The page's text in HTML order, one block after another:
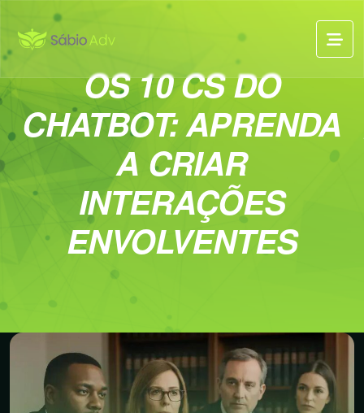
OS 10 CS DO
CHATBOT: APRENDA
A CRIAR
INTERAÇÕES
ENVOLVENTES